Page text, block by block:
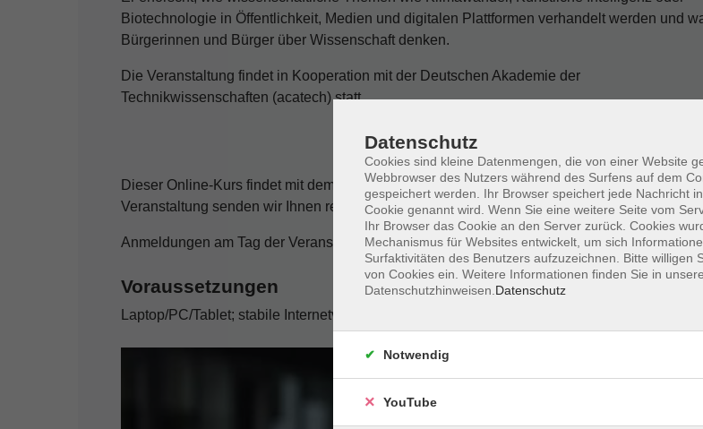
Biotechnologie in Öffentlichkeit, Medien und digitalen Plattformen verhandelt werden und
Bürgerinnen und Bürger über Wissenschaft denken.
Die Veranstaltung findet in Kooperation mit der Deutschen Akademie der
Technikwissenschaften (acatech) statt.
Dieser Online-Kurs findet mit dem Konferenztool Zoom statt. Den Zugangs-Link zur
Veranstaltung senden wir Ihnen rechtzeitig vor dem Termin per E-Mail zu.
Anmeldungen am Tag der Veranstaltung nur telefonisch zu unseren Öffnungszeiten möglich.
Voraussetzungen
Laptop/PC/Tablet; stabile Internetverbindung/Wlan
Datenschutz
Cookies sind kleine Datenmengen, die von einer Website
Webbrowser des Nutzers während des Surfens auf dem
gespeichert werden. Ihr Browser speichert jede Nachricht
Cookie genannt wird. Wenn Sie eine weitere Seite vom
Ihr Browser das Cookie an den Server zurück. Cookies
Mechanismus für Websites entwickelt, um sich
Surfaktivitäten des Benutzers aufzuzeichnen. Bitte willigen
von Cookies ein. Weitere Informationen finden Sie in
Datenschutzhinweisen. Datenschutz
Notwendig
YouTube